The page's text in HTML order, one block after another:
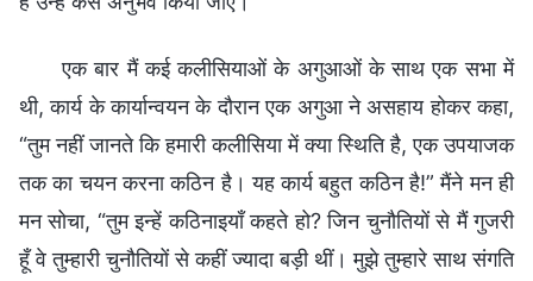
एक बार मैं कई कलीसियाओं के अगुआओं के साथ एक सभा में
थी, कार्य के कार्यान्वयन के दौरान एक अगुआ ने असहाय होकर कहा,
“तुम नहीं जानते कि हमारी कलीसिया में क्या स्थिति है, एक उपयाजक
तक का चयन करना कठिन है। यह कार्य बहुत कठिन है!” मैंने मन ही
मन सोचा, “तुम इन्हें कठिनाइयाँ कहते हो? जिन चुनौतियों से मैं गुजरी
हूँ वे तुम्हारी चुनौतियों से कहीं ज्यादा बड़ी थीं। मुझे तुम्हारे साथ संगति